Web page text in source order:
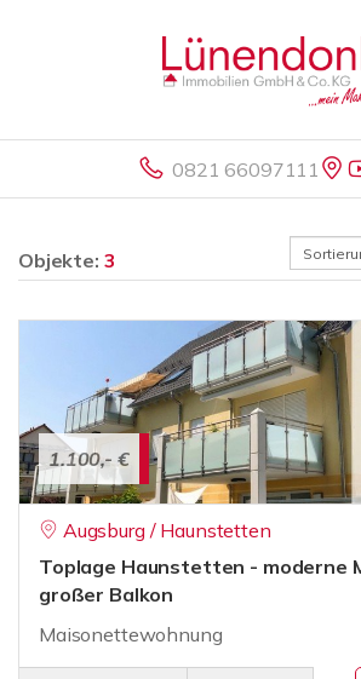
0821 66097111
Objekte: 3
1.100,- €
Augsburg / Haunstetten
Toplage Haunstetten - moderne
großer Balkon
Maisonettewohnung